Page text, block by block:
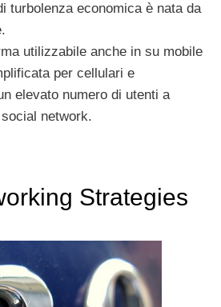
turbolenza economica è nata da
utilizzabile anche in su mobile
per cellulari e
elevato numero di utenti a
network.
Strategies